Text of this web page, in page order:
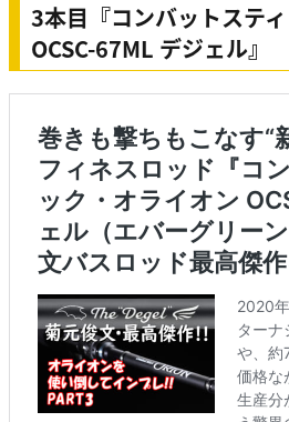
3本目『コンバットステ
OCSC-67ML デジェル』